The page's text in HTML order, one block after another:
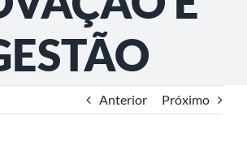
Anterior Próximo